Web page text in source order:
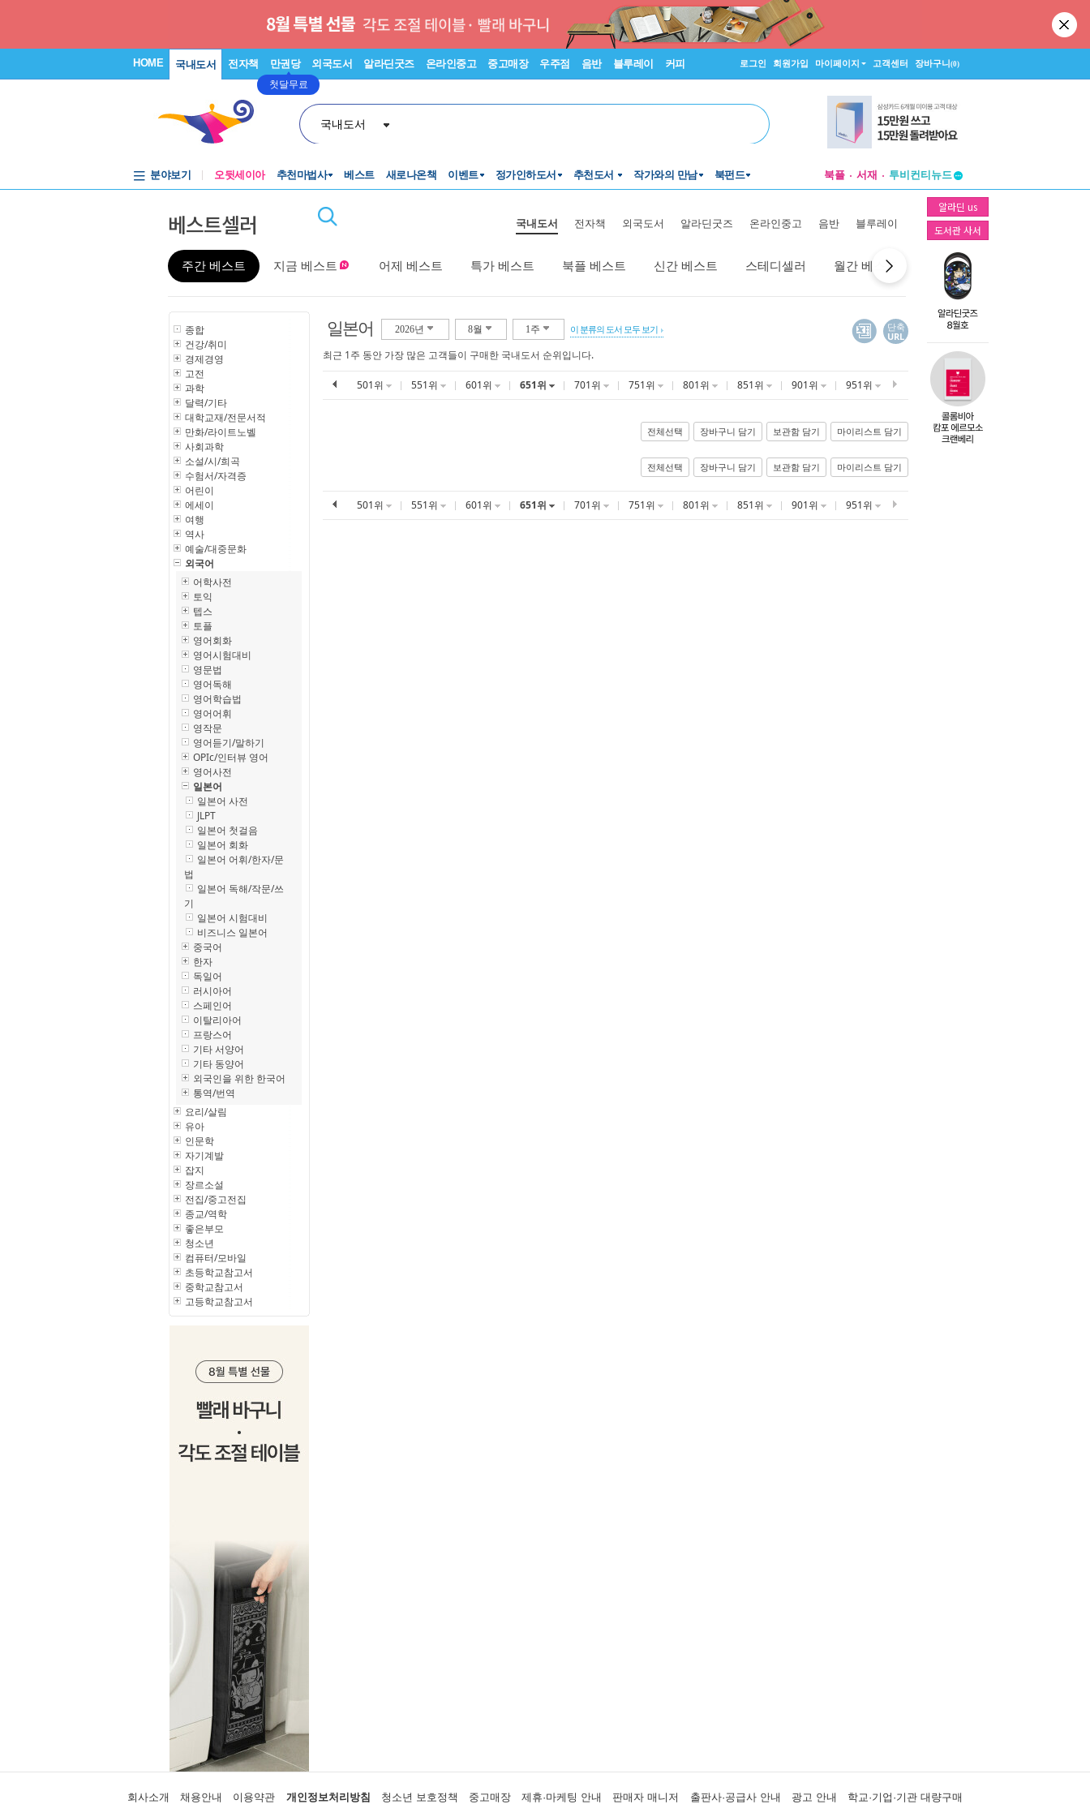
HOME 국내도서 전자책 만권당
첫달무료
외국도서 알라딘굿즈 온라인중고 중고매장 우주점 음반 블루레이 커피 로그인 회원가입 마이페이지 고객센터 장바구니(0)
국내도서
분야보기 오뒷세이아 추천마법사 베스트 새로나온책 이벤트 정가인하도서 추천도서 작가와의 만남 북펀드 북플 서재
투비컨티뉴드
창작플랫폼
투비컨티뉴드
알라딘 us
도서관 사서
베스트셀러 국내도서 전자책 외국도서 알라딘굿즈 온라인중고 음반 블루레이
주간 베스트 지금 베스트 어제 베스트 특가 베스트 북플 베스트 신간 베스트 스테디셀러 월간 베스트 역대 베스트
종합
건강/취미
경제경영
고전
과학
달력/기타
대학교재/전문서적
만화/라이트노벨
사회과학
소설/시/희곡
수험서/자격증
어린이
에세이
여행
역사
예술/대중문화
외국어
어학사전
토익
텝스
토플
영어회화
영어시험대비
영문법
영어독해
영어학습법
영어어휘
영작문
영어듣기/말하기
OPIc/인터뷰 영어
영어사전
일본어
일본어 사전
JLPT
일본어 첫걸음
일본어 회화
일본어 어휘/한자/문
법
일본어 독해/작문/쓰
기
일본어 시험대비
비즈니스 일본어
중국어
한자
독일어
러시아어
스페인어
이탈리아어
프랑스어
기타 서양어
기타 동양어
외국인을 위한 한국어
통역/번역
요리/살림
유아
인문학
자기계발
잡지
장르소설
전집/중고전집
종교/역학
좋은부모
청소년
컴퓨터/모바일
초등학교참고서
중학교참고서
고등학교참고서
일본어 2026년 8월 1주 이 분류의 도서 모두 보기
단축
URL
최근 1주 동안 가장 많은 고객들이 구매한 국내도서 순위입니다.
501위 551위 601위 651위 701위 751위 801위 851위 901위 951위
전체선택 장바구니 담기 보관함 담기 마이리스트 담기
전체선택 장바구니 담기 보관함 담기 마이리스트 담기
501위 551위 601위 651위 701위 751위 801위 851위 901위 951위
회사소개 채용안내 이용약관 개인정보처리방침 청소년 보호정책 중고매장 제휴·마케팅 안내 판매자 매니저 출판사·공급사 안내 광고 안내 학교·기업·기관 대량구매